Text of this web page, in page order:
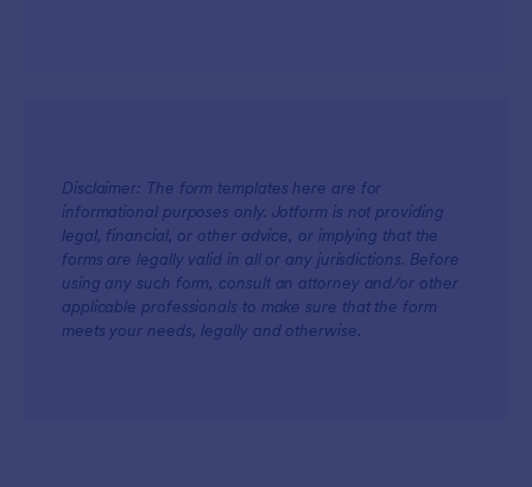
Disclaimer: The form templates here are for
informational purposes only. Jotform is not providing
legal, financial, or other advice, or implying that the
forms are legally valid in all or any jurisdictions. Before
using any such form, consult an attorney and/or other
applicable professionals to make sure that the form
meets your needs, legally and otherwise.